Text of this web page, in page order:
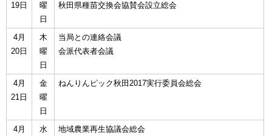
19日
曜
日
秋田県種苗交換会協賛会設立総会
4月
20日
木
曜
日
当局との連絡会議
会派代表者会議
4月
21日
金
曜
日
ねんりんピック秋田2017実行委員会総会
4月
水
地域農業再生協議会総会